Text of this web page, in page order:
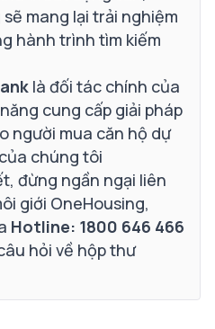
mang lại trải nghiệm
hành trình tìm kiếm
là đối tác chính của
cung cấp giải pháp
người mua căn hộ dự
chúng tôi
đừng ngần ngại liên
giới OneHousing,
Hotline: 1800 646 466
hỏi về hộp thư